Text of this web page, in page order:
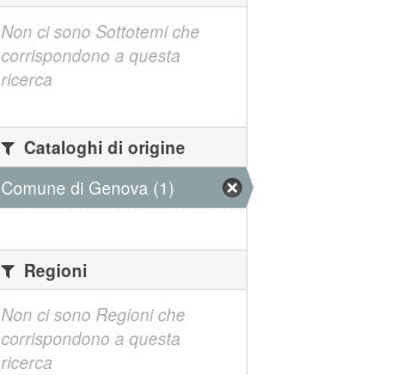
Non ci sono Sottotemi che
corrispondono a questa
ricerca
Cataloghi di origine
Comune di Genova (1)
Regioni
Non ci sono Regioni che
corrispondono a questa
ricerca